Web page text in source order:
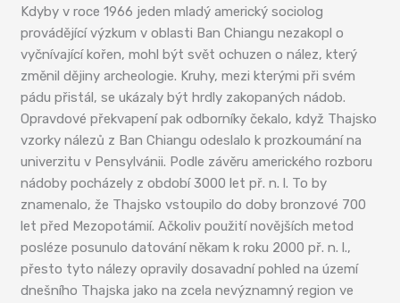
Kdyby v roce 1966 jeden mladý americký sociolog
provádějící výzkum v oblasti Ban Chiangu nezakopl o
vyčnívající kořen, mohl být svět ochuzen o nález, který
změnil dějiny archeologie. Kruhy, mezi kterými při svém
pádu přistál, se ukázaly být hrdly zakopaných nádob.
Opravdové překvapení pak odborníky čekalo, když Thajsko
vzorky nálezů z Ban Chiangu odeslalo k prozkoumání na
univerzitu v Pensylvánii. Podle závěru amerického rozboru
nádoby pocházely z období 3000 let př. n. l. To by
znamenalo, že Thajsko vstoupilo do doby bronzové 700
let před Mezopotámií. Ačkoliv použití novějších metod
posléze posunulo datování někam k roku 2000 př. n. l.,
přesto tyto nálezy opravily dosavadní pohled na území
dnešního Thajska jako na zcela nevýznamný region ve